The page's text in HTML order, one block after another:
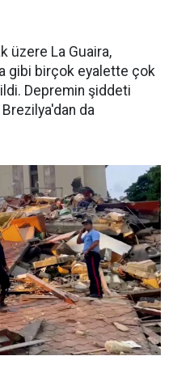
üzere La Guaira,
gibi birçok eyalette çok
Depremin şiddeti
da